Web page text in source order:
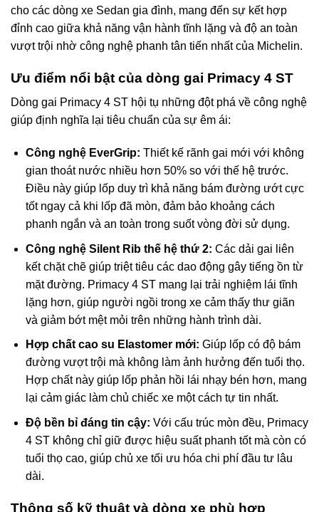
cho các dòng xe Sedan gia đình, mang đến sự kết hợp
đỉnh cao giữa khả năng vận hành tĩnh lặng và độ an toàn
vượt trội nhờ công nghệ phanh tân tiến nhất của Michelin.
Ưu điểm nổi bật của dòng gai Primacy 4 ST
Dòng gai Primacy 4 ST hội tụ những đột phá về công nghệ
giúp định nghĩa lại tiêu chuẩn của sự êm ái:
Công nghệ EverGrip: Thiết kế rãnh gai mới với không
gian thoát nước nhiều hơn 50% so với thế hệ trước.
Điều này giúp lốp duy trì khả năng bám đường ướt cực
tốt ngay cả khi lốp đã mòn, đảm bảo khoảng cách
phanh ngắn và an toàn trong suốt vòng đời sử dụng.
Công nghệ Silent Rib thế hệ thứ 2: Các dải gai liên
kết chặt chẽ giúp triệt tiêu các dao động gây tiếng ồn từ
mặt đường. Primacy 4 ST mang lại trải nghiệm lái tĩnh
lặng hơn, giúp người ngồi trong xe cảm thấy thư giãn
và giảm bớt mệt mỏi trên những hành trình dài.
Hợp chất cao su Elastomer mới: Giúp lốp có độ bám
đường vượt trội mà không làm ảnh hưởng đến tuổi thọ.
Hợp chất này giúp lốp phản hồi lái nhạy bén hơn, mang
lại cảm giác làm chủ chiếc xe một cách tự tin nhất.
Độ bền bỉ đáng tin cậy: Với cấu trúc mòn đều, Primacy
4 ST không chỉ giữ được hiệu suất phanh tốt mà còn có
tuổi thọ cao, giúp chủ xe tối ưu hóa chi phí đầu tư lâu
dài.
Thông số kỹ thuật và dòng xe phù hợp